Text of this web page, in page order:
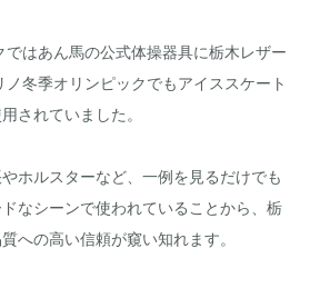
はあん馬の公式体操器具に栃木レザー
冬季オリンピックでもアイススケート
されていました。
ホルスターなど、一例を見るだけでも
なシーンで使われていることから、栃
への高い信頼が窺い知れます。